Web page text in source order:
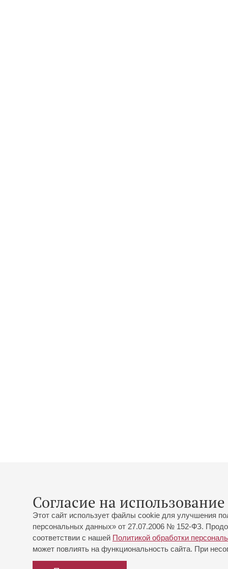
Согласие на
Этот сайт использует файлы cookie для улучшения
персональных данных» от 27.07.2006 № 152-ФЗ.
соответствии с нашей Политикой обработки
может повлиять на функциональность сайта. При